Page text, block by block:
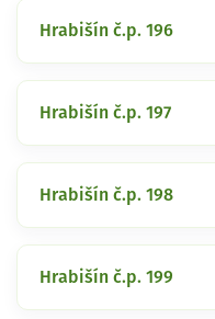
Hrabišín č.p. 196
Hrabišín č.p. 197
Hrabišín č.p. 198
Hrabišín č.p. 199